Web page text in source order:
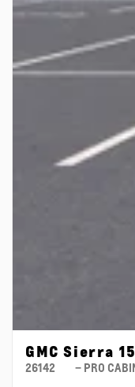
GMC Sierra
26142
– PRO